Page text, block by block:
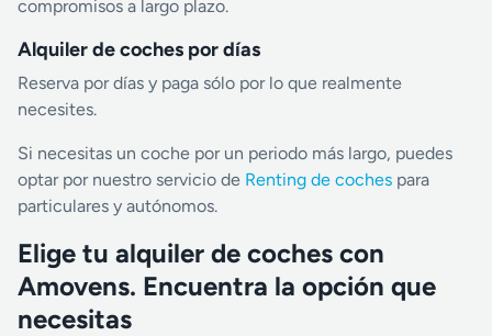
compromisos a largo plazo.
Alquiler de coches por días
Reserva por días y paga sólo por lo que realmente
necesites.
Si necesitas un coche por un periodo más largo, puedes
optar por nuestro servicio de Renting de coches para
particulares y autónomos.
Elige tu alquiler de coches con
Amovens. Encuentra la opción que
necesitas